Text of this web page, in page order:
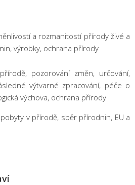
a rozmanitostí přírody živé a
výrobky, ochrana přírody
pozorování změn, určování,
výtvarné zpracování, péče o
výchova, ochrana přírody
v přírodě, sběr přírodnin, EU a